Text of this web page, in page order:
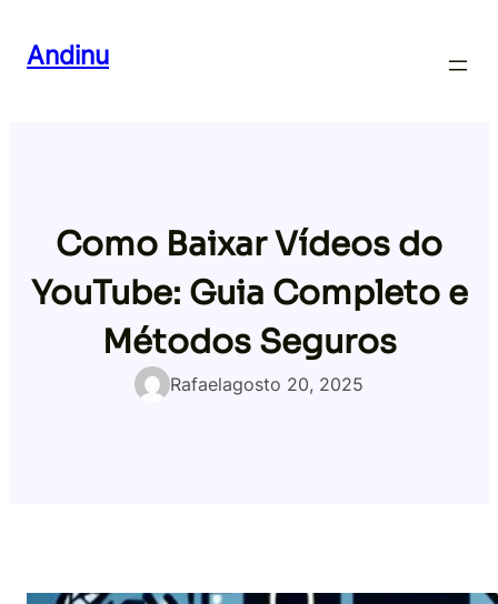
para
Andinu
Como Baixar Vídeos do
YouTube: Guia Completo e
Métodos Seguros
Rafaelagosto 20, 2025